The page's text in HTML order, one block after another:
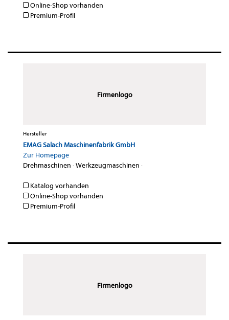
Online-Shop vorhanden
Premium-Profil
Firmenlogo
Hersteller
EMAG Salach Maschinenfabrik GmbH
Zur Homepage
Drehmaschinen ·Werkzeugmaschinen ·
Katalog vorhanden
Online-Shop vorhanden
Premium-Profil
Firmenlogo